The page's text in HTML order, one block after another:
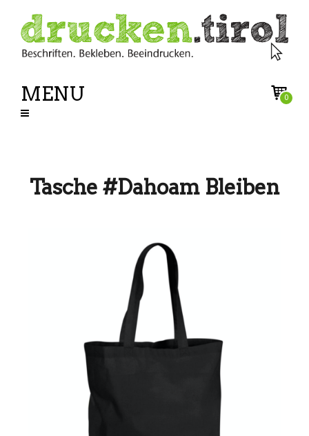
MENU 0
Tasche #Dahoam Bleiben